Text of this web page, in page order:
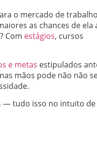
o mercado de
as chances de ela
Com estágios, cursos
e metas estipulados
mãos pode não não
— tudo isso no intuito